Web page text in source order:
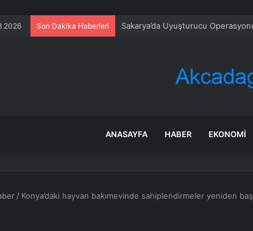
2026 Son Dakika Haberleri Sakarya’da Uyuşturucu
ANASAYFA HABER EKONOMI
/ Konya’daki hayvan bakımevinde sahiplendirmeler yeniden